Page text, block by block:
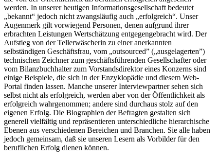
werden. In unserer heutigen Informationsgesellschaft bedeutet
„bekannt“ jedoch nicht zwangsläufig auch „erfolgreich“. Unser
Augenmerk gilt vorwiegend Personen, denen aufgrund ihrer
erbrachten Leistungen Wertschätzung entgegengebracht wird. Der
Aufstieg von der Tellerwäscherin zu einer anerkannten
selbständigen Geschäftsfrau, vom „outsourced” („ausgelagerten”)
technischen Zeichner zum geschäftsführenden Gesellschafter oder
vom Bilanzbuchhalter zum Vorstandsdirektor eines Konzerns sind
einige Beispiele, die sich in der Enzyklopädie und diesem Web-
Portal finden lassen. Manche unserer Interviewpartner sehen sich
selbst nicht als erfolgreich, werden aber von der Öffentlichkeit als
erfolgreich wahrgenommen; andere sind durchaus stolz auf den
eigenen Erfolg. Die Biographien der Befragten gestalten sich
generell vielfältig und repräsentieren unterschiedliche hierarchische
Ebenen aus verschiedenen Bereichen und Branchen. Sie alle haben
jedoch gemeinsam, daß sie unseren Lesern als Vorbilder für den
beruflichen Erfolg dienen können.